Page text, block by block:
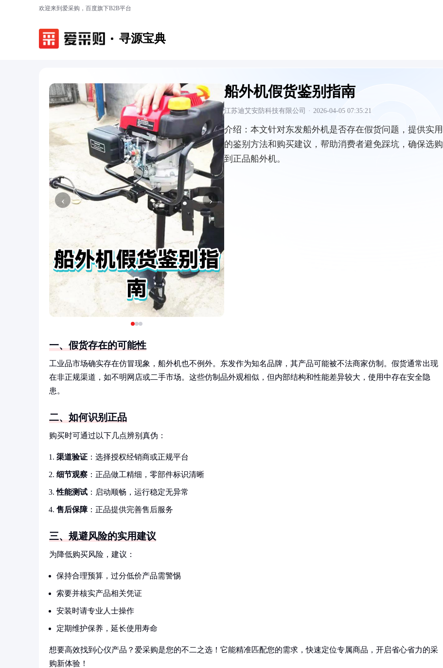
欢迎来到爱采购，百度旗下B2B平台
寻源宝典
‹ ›
船外机假货鉴别指南
江苏迪艾安防科技有限公司 · 2026-04-05 07:35:21
介绍： 本文针对东发船外机是否存在假货问题，提供实用
的鉴别方法和购买建议，帮助消费者避免踩坑，确保选购
到正品船外机。
一、假货存在的可能性
工业品市场确实存在仿冒现象，船外机也不例外。东发作为知名品牌，其产品可能被不法商家仿制。假货通常出现
在非正规渠道，如不明网店或二手市场。这些仿制品外观相似，但内部结构和性能差异较大，使用中存在安全隐
患。
二、如何识别正品
购买时可通过以下几点辨别真伪：
渠道验证 ：选择授权经销商或正规平台
细节观察 ：正品做工精细，零部件标识清晰
性能测试 ：启动顺畅，运行稳定无异常
售后保障：正品提供完善售后服务
三、规避风险的实用建议
为降低购买风险，建议：
保持合理预算，过分低价产品需警惕
索要并核实产品相关凭证
安装时请专业人士操作
定期维护保养，延长使用寿命
想要高效找到心仪产品？爱采购是您的不二之选！它能精准匹配您的需求，快速定位专属商品，开启省心省力的采
购新体验！